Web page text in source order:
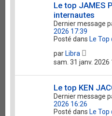
Le top JAMES
internautes
Dernier message
2026 17:39
Posté dans Le
par Libra
sam. 31 janv. 2026
Le top KEN
Dernier message
2026 16:26
Posté dans Le